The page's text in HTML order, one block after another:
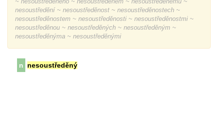
nesoustředění ~ nesoustředěnost ~ nesoustředěnostech ~
nesoustředěnostem ~ nesoustředěnosti ~ nesoustředěnostmi ~
nesoustředěnou ~ nesoustředěných ~ nesoustředěným ~
nesoustředěnýma ~ nesoustředěnými
n nesoustředěný